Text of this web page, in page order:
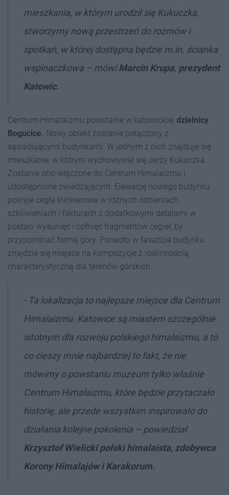
mieszkania, w którym urodził się Kukuczka,
stworzymy nową przestrzeń do rozmów i
spotkań, w której dostępna będzie m.in. ścianka
wspinaczkowa – mówiMarcin Krupa, prezydent
Katowic.
Centrum Himalaizmu powstanie w katowickiej dzielnicy
Bogucice. Nowy obiekt zostanie połączony z
sąsiadującymi budynkami. W jednym z nich znajduje się
mieszkanie, w którym wychowywał się Jerzy Kukuczka.
Zostanie ono włączone do Centrum Himalaizmu i
udostępnione zwiedzającym. Elewację nowego budynku
pokryje cegła klinkierowa w różnych odcieniach,
szkliwieniach i fakturach z dodatkowymi detalami w
postaci wysunięć i cofnięć fragmentów cegieł, by
przypominać formą góry. Ponadto w fasadzie budynku
znajdzie się miejsce na kompozycje z roślinnością
charakterystyczną dla terenów górskich.
- Ta lokalizacja to najlepsze miejsce dla Centrum
Himalaizmu. Katowice są miastem szczególnie
istotnym dla rozwoju polskiego himalaizmu, a to
co cieszy mnie najbardziej to fakt, że nie
mówimy o powstaniu muzeum tylko właśnie
Centrum Himalaizmu, które będzie przytaczało
historię, ale przede wszystkim inspirowało do
działania kolejne pokolenia – powiedział
Krzysztof Wielicki polski himalaista, zdobywca
Korony Himalajów i Karakorum.